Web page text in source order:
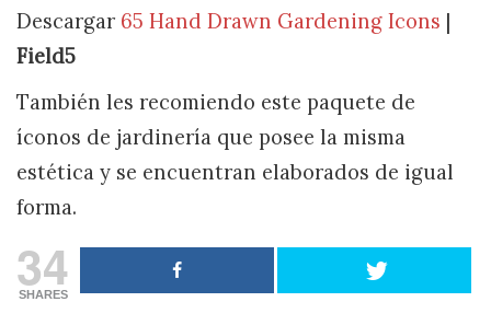
Descargar 65 Hand Drawn Gardening Icons |
Field5
También les recomiendo este paquete de
íconos de jardinería que posee la misma
estética y se encuentran elaborados de igual
forma.
34
SHARES